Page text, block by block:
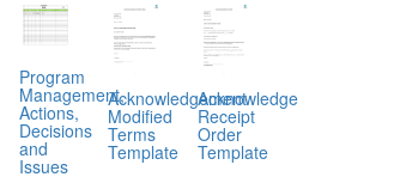
Program
Management,
Actions,
Decisions
and
Issues
Acknowledgement
Modified
Terms
Template
Acknowledge
Receipt
Order
Template